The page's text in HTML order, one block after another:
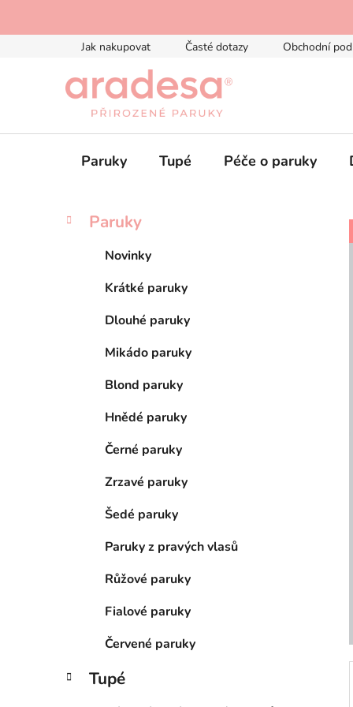
Jak nakupovat
Časté dotazy Obchodní
Paruky Tupé Péče o paruky
PPřeskočit
kategorie
K
a
Paruky
Novinky
Krátké paruky
Dlouhé paruky
Mikádo paruky
Blond paruky
Hnědé paruky
Černé paruky
Zrzavé paruky
Šedé paruky
Paruky z pravých vlasů
Růžové paruky
Fialové paruky
Červené paruky
Tupé